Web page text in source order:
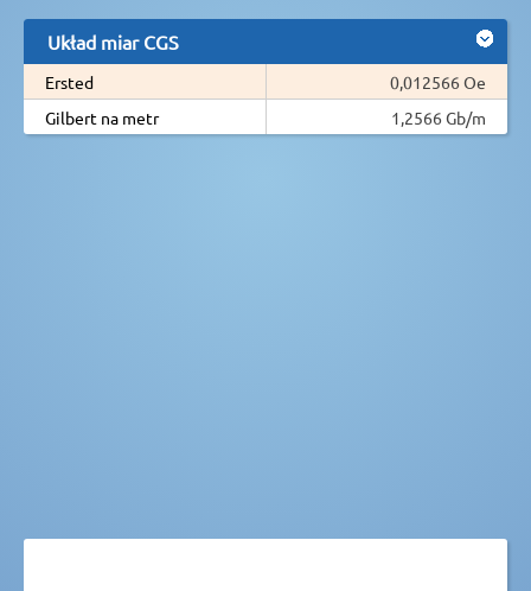
Układ miar CGS
Ersted
0,012566 Oe
Gilbert na metr
1,2566 Gb/m